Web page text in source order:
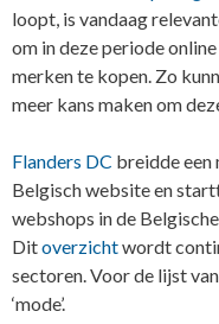
loopt, is vandaag
om in deze periode
merken te kopen. Zo
meer kans maken om
Flanders DC breidde een
Belgisch website en
webshops in de
Ditoverzichtwordt
sectoren. Voor de lijst
‘mode’.